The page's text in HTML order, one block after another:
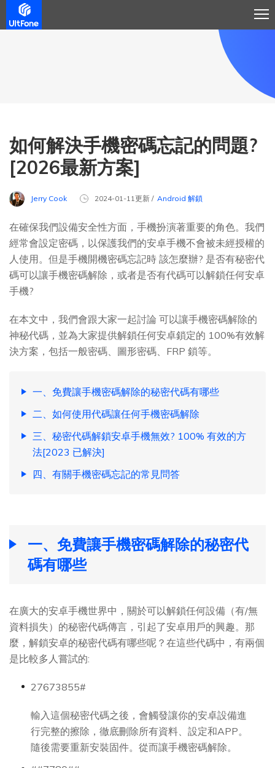
如何解決手機密碼忘記的問題?
[2026最新方案]
Jerry Cook 2024-01-11更新 / Android 解鎖
在確保我們設備安全性方面，手機扮演著重要的角色。我們
經常會設定密碼，以保護我們的安卓手機不會被未經授權的
人使用。但是手機開機密碼忘記時 該怎麼辦? 是否有秘密代
碼可以讓手機密碼解除，或者是否有代碼可以解鎖任何安卓
手機?
在本文中，我們會跟大家一起討論 可以讓手機密碼解除的
神秘代碼，並為大家提供解鎖任何安卓鎖定的 100%有效解
決方案，包括一般密碼、圖形密碼、FRP 鎖等。
一、免費讓手機密碼解除的秘密代碼有哪些
二、如何使用代碼讓任何手機密碼解除
三、秘密代碼解鎖安卓手機無效? 100% 有效的方
法[2023 已解決]
四、有關手機密碼忘記的常見問答
一、免費讓手機密碼解除的秘密代
碼有哪些
在廣大的安卓手機世界中，關於可以解鎖任何設備（有/無
資料損失）的秘密代碼傳言，引起了安卓用戶的興趣。那
麼，解鎖安卓的秘密代碼有哪些呢？在這些代碼中，有兩個
是比較多人嘗試的:
27673855#
輸入這個秘密代碼之後，會觸發讓你的安卓設備進
行完整的擦除，徹底刪除所有資料、設定和APP。
隨後需要重新安裝固件。從而讓手機密碼解除。